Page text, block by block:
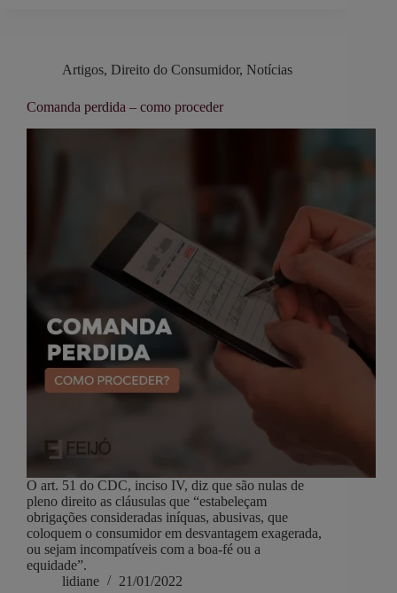
Artigos, Direito do Consumidor, Notícias
Comanda perdida – como proceder
O art. 51 do CDC, inciso IV, diz que são nulas de
pleno direito as cláusulas que “estabeleçam
obrigações consideradas iníquas, abusivas, que
coloquem o consumidor em desvantagem exagerada,
ou sejam incompatíveis com a boa-fé ou a
equidade”.
lidiane
21/01/2022